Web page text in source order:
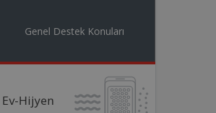
Genel Destek Konuları
Ev-Hijyen